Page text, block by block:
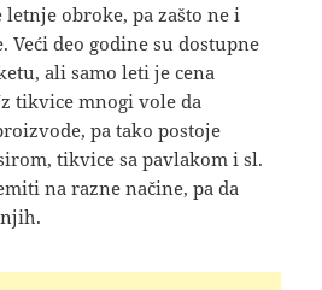
obroke, pa zašto ne i
Veći deo godine su dostupne
ali samo leti je cena
tikvice mnogi vole da
pa tako postoje
tikvice sa pavlakom i sl.
na razne načine, pa da